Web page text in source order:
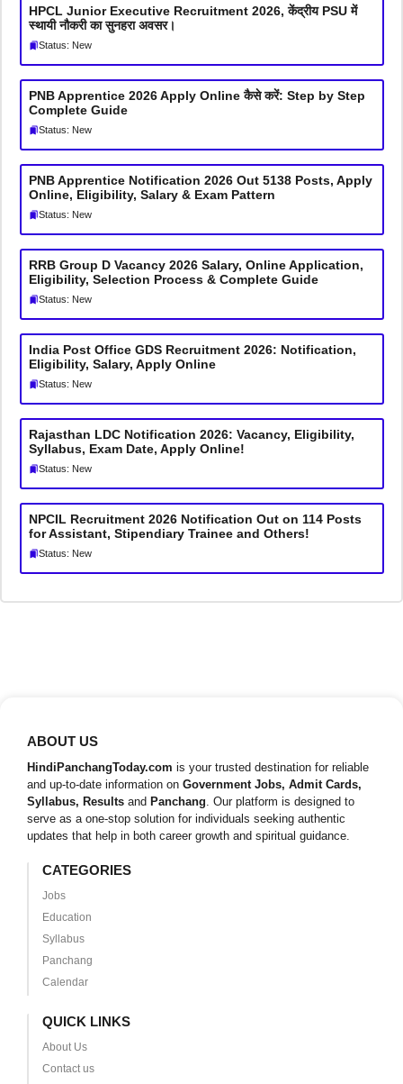
HPCL Junior Executive Recruitment 2026, केंद्रीय PSU में
स्थायी नौकरी का सुनहरा अवसर।
Status: New
PNB Apprentice 2026 Apply Online कैसे करें: Step by Step
Complete Guide
Status: New
PNB Apprentice Notification 2026 Out 5138 Posts, Apply
Online, Eligibility, Salary & Exam Pattern
Status: New
RRB Group D Vacancy 2026 Salary, Online Application,
Eligibility, Selection Process & Complete Guide
Status: New
India Post Office GDS Recruitment 2026: Notification,
Eligibility, Salary, Apply Online
Status: New
Rajasthan LDC Notification 2026: Vacancy, Eligibility,
Syllabus, Exam Date, Apply Online!
Status: New
NPCIL Recruitment 2026 Notification Out on 114 Posts
for Assistant, Stipendiary Trainee and Others!
Status: New
ABOUT US
HindiPanchangToday.com is your trusted destination for reliable
and up-to-date information on Government Jobs, Admit Cards,
Syllabus, Results and Panchang . Our platform is designed to
serve as a one-stop solution for individuals seeking authentic
updates that help in both career growth and spiritual guidance.
CATEGORIES
Jobs
Education
Syllabus
Panchang
Calendar
QUICK LINKS
About Us
Contact us